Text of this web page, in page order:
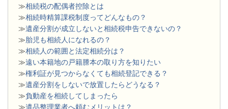
≫相続税の配偶者控除とは
≫相続時精算課税制度ってどんなもの？
≫遺産分割が成立しないと相続税申告できないの？
≫胎児も相続人になれるの？
≫相続人の範囲と法定相続分は？
≫遠い本籍地の戸籍謄本の取り方を知りたい
≫権利証が見つからなくても相続登記できる？
≫遺産分割をしないで放置したらどうなる？
≫負動産を相続してしまったら
≫遺品整理業者へ頼むメリットは？